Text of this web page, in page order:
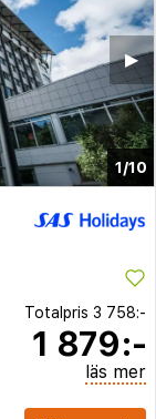
1/10
▶︎
Totalpris 3 758:-
1 879:-
läs mer